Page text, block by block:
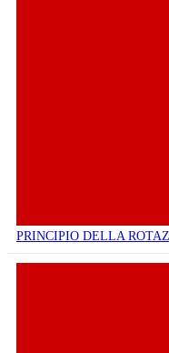
PRINCIPIO DELLA